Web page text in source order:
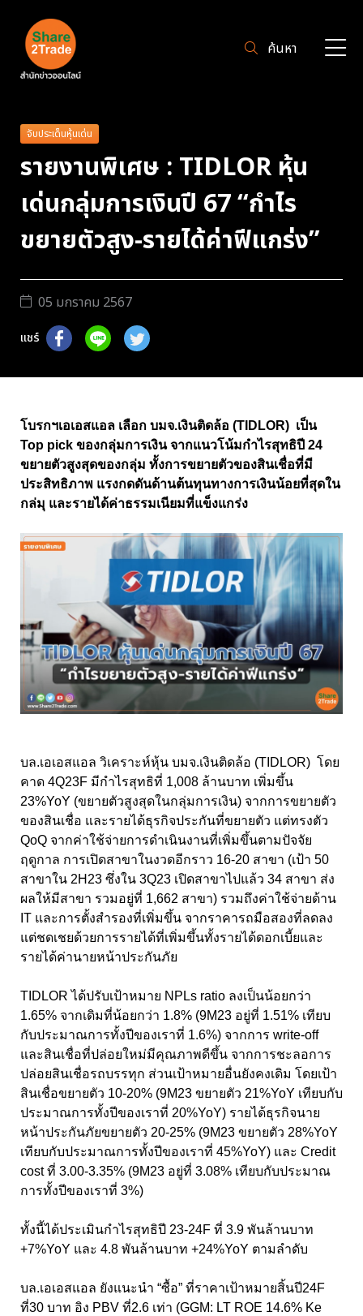
ค้นหา
จับประเด็นหุ้นเด่น
รายงานพิเศษ : TIDLOR หุ้น
เด่นกลุ่มการเงินปี 67 “กำไร
ขยายตัวสูง-รายได้ค่าฟีแกร่ง”
05 มกราคม 2567
แชร์
โบรกฯเอเอสแอล เลือก บมจ.เงินติดล้อ (TIDLOR) เป็น
Top pick ของกลุ่มการเงิน จากแนวโน้มกำไรสุทธิปี 24
ขยายตัวสูงสุดของกลุ่ม ทั้งการขยายตัวของสินเชื่อที่มี
ประสิทธิภาพ แรงกดดันด้านต้นทุนทางการเงินน้อยที่สุดใน
กล่มุ และรายได้ค่าธรรมเนียมที่แข็งแกร่ง
บล.เอเอสแอล วิเคราะห์หุ้น บมจ.เงินติดล้อ (TIDLOR) โดย
คาด 4Q23F มีกำไรสุทธิที่ 1,008 ล้านบาท เพิ่มขึ้น
23%YoY (ขยายตัวสูงสุดในกลุ่มการเงิน) จากการขยายตัว
ของสินเชื่อ และรายได้ธุรกิจประกันที่ขยายตัว แต่ทรงตัว
QoQ จากค่าใช้จ่ายการดำเนินงานที่เพิ่มขึ้นตามปัจจัย
ฤดูกาล การเปิดสาขาในงวดอีกราว 16-20 สาขา (เป้า 50
สาขาใน 2H23 ซึ่งใน 3Q23 เปิดสาขาไปแล้ว 34 สาขา ส่ง
ผลให้มีสาขา รวมอยู่ที่ 1,662 สาขา) รวมถึงค่าใช้จ่ายด้าน
IT และการตั้งสำรองที่เพิ่มขึ้น จากราคารถมือสองที่ลดลง
แต่ชดเชยด้วยการรายได้ที่เพิ่มขึ้นทั้งรายได้ดอกเบี้ยและ
รายได้ค่านายหน้าประกันภัย
TIDLOR ได้ปรับเป้าหมาย NPLs ratio ลงเป็นน้อยกว่า
1.65% จากเดิมที่น้อยกว่า 1.8% (9M23 อยู่ที่ 1.51% เทียบ
กับประมาณการทั้งปีของเราที่ 1.6%) จากการ write-off
และสินเชื่อที่ปล่อยใหม่มีคุณภาพดีขึ้น จากการชะลอการ
ปล่อยสินเชื่อรถบรรทุก ส่วนเป้าหมายอื่นยังคงเดิม โดยเป้า
สินเชื่อขยายตัว 10-20% (9M23 ขยายตัว 21%YoY เทียบกับ
ประมาณการทั้งปีของเราที่ 20%YoY) รายได้ธุรกิจนาย
หน้าประกันภัยขยายตัว 20-25% (9M23 ขยายตัว 28%YoY
เทียบกับประมาณการทั้งปีของเราที่ 45%YoY) และ Credit
cost ที่ 3.00-3.35% (9M23 อยู่ที่ 3.08% เทียบกับประมาณ
การทั้งปีของเราที่ 3%)
ทั้งนี้ได้ประเมินกำไรสุทธิปี 23-24F ที่ 3.9 พันล้านบาท
+7%YoY และ 4.8 พันล้านบาท +24%YoY ตามลำดับ
บล.เอเอสแอล ยังแนะนำ “ซื้อ” ที่ราคาเป้าหมายสิ้นปี24F
ที่30 บาท อิง PBV ที่2.6 เท่า (GGM: LT ROE 14.6% Ke